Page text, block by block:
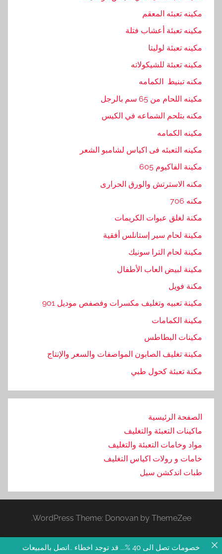
مكينه تعبئه المعقم
مكينه تعبئة أعشاب فتلة
مكينه تعبئة لوليتا
مكينه تعبئة للشيكولاته
مكنه تبنيط الكمامه
مكينه اللحام من 65 سم بالرجل
مكنه بتلحم الشماعه في الكيس
مكينه الكمامه
مكينه التعبئه فى اكياس لشامبو الشعر
مكينة الفاكيوم 605
مكنه الاسترتش والورق الحرارى
مكنه 706
مكنة لغلق عبوات الكريمات
مكينة لحام سير إستانلس أفقية
مكينة لحام الترا سونيك
مكينة لبيض العاب الأطفال
مكنة فويل
مكينة تعبيه وتغليف مكسرات وفصفص موديل 901
مكينة الكمامات
مكينات البطاطس
مكينة تغليف الصابون المواصفات والسعر والإنتاج
مكنة تعبئة كحول طبي
الصفحة الرئيسية
ماكينات التعبئة والتغليف
مواد وخامات التعبئة والتغليف
خامات و رولات اكياس التغليف
طبات اندكشن سيل
WordPress Theme: Donovan by ThemeZee.
خصومات تصل الى 40 %... قد توجد اخطاء ..اتصل بالمبيعات